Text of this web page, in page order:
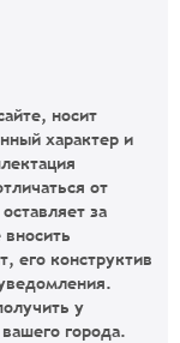
носит
характер и
от
за
его конструктив
у
города.